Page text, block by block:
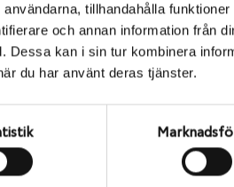
tillhandahålla funktioner
och annan information från
Dessa kan i sin tur kombinera
du har använt deras tjänster.
i Göteborg. Välj
byter dina däck ser vi till att de